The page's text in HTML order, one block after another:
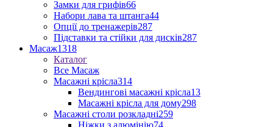
Замки для грифів66
Набори лава та штанга44
Опції до тренажерів287
Підставки та стійки для дисків287
Масаж1318
Каталог
Все Масаж
Масажні крісла314
Вендингові масажні крісла13
Масажні крісла для дому298
Масажні столи розкладні259
Ніжки з алюмінію74